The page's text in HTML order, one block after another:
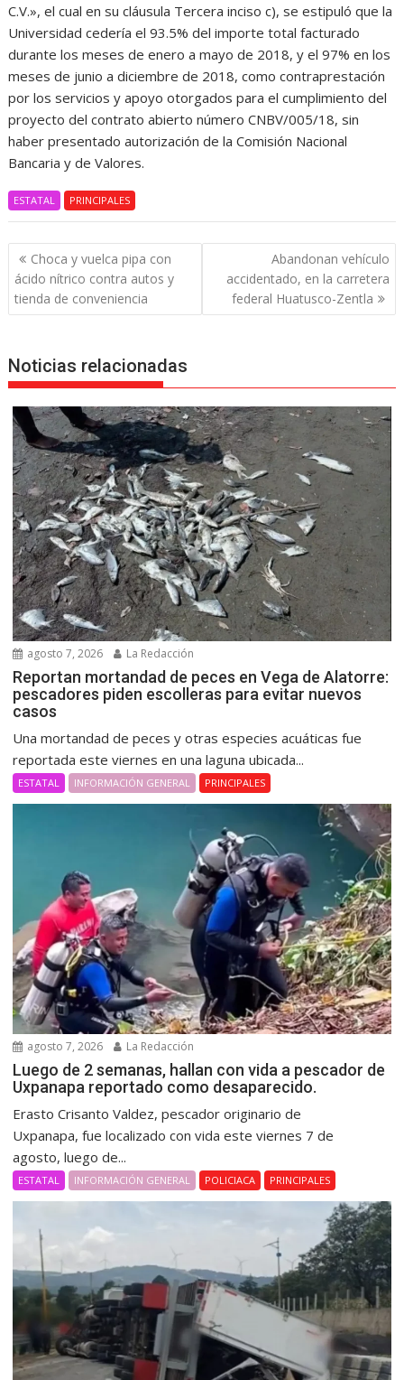
C.V.», el cual en su cláusula Tercera inciso c), se estipuló que la
Universidad cedería el 93.5% del importe total facturado
durante los meses de enero a mayo de 2018, y el 97% en los
meses de junio a diciembre de 2018, como contraprestación
por los servicios y apoyo otorgados para el cumplimiento del
proyecto del contrato abierto número CNBV/005/18, sin
haber presentado autorización de la Comisión Nacional
Bancaria y de Valores.
ESTATAL PRINCIPALES
Navegación
de
entradas
Choca y vuelca pipa con
ácido nítrico contra autos y
tienda de conveniencia
Abandonan vehículo
accidentado, en la carretera
federal Huatusco-Zentla
Noticias relacionadas
agosto 7, 2026 La Redacción
Reportan mortandad de peces en Vega de Alatorre:
pescadores piden escolleras para evitar nuevos
casos
Una mortandad de peces y otras especies acuáticas fue
reportada este viernes en una laguna ubicada...
ESTATAL INFORMACIÓN GENERAL PRINCIPALES
agosto 7, 2026 La Redacción
Luego de 2 semanas, hallan con vida a pescador de
Uxpanapa reportado como desaparecido.
Erasto Crisanto Valdez, pescador originario de
Uxpanapa, fue localizado con vida este viernes 7 de
agosto, luego de...
ESTATAL INFORMACIÓN GENERAL POLICIACA PRINCIPALES